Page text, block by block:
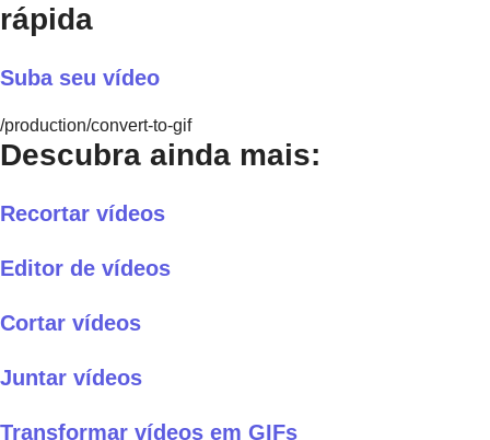
rápida
Suba seu vídeo
/production/convert-to-gif
Descubra ainda mais:
Recortar vídeos
Editor de vídeos
Cortar vídeos
Juntar vídeos
Transformar vídeos em GIFs